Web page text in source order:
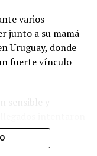
el monitoreo
donde haga
poca
qué el terremoto
varios
junto a su mamá
Uruguay, donde
fuerte vínculo
cuando perdieron
que terminó